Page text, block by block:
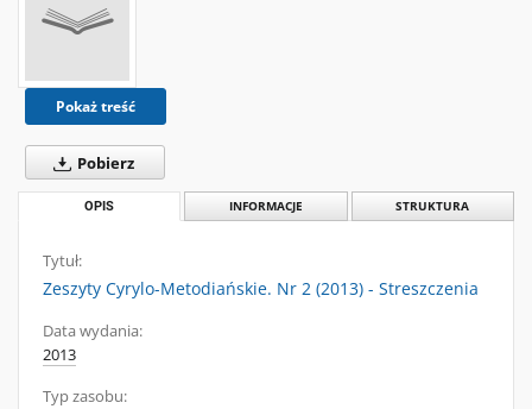
Pokaż treść
Pobierz
OPIS INFORMACJE STRUKTURA
Tytuł:
Zeszyty Cyrylo-Metodiańskie. Nr 2 (2013) - Streszczenia
Data wydania:
2013
Typ zasobu: